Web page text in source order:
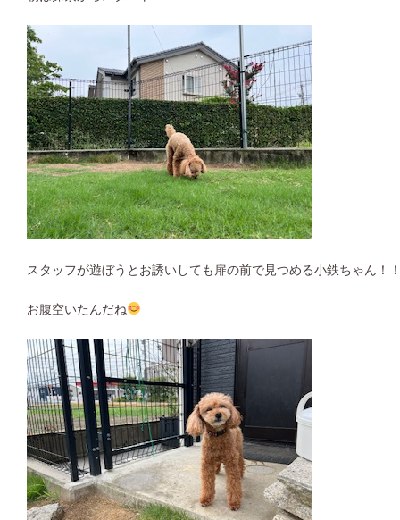
スタッフが遊ぼうとお誘いしても扉の前で見つめる小鉄ちゃん！
お腹空いたんだね